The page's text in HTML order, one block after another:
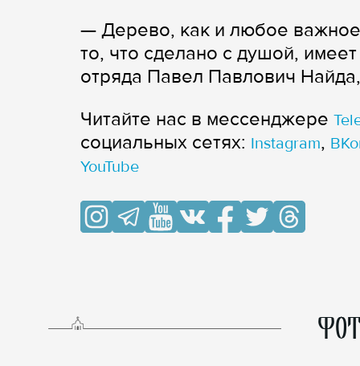
— Дерево, как и любое важное
то, что сделано с душой,
отряда Павел Павлович
Читайте нас в мессенджере
cоциальных сетях: Instagram,
YouTube